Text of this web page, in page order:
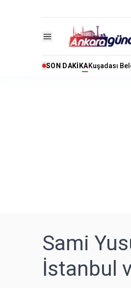
SON DAKIKAKuşadası
Sami
İstanbul